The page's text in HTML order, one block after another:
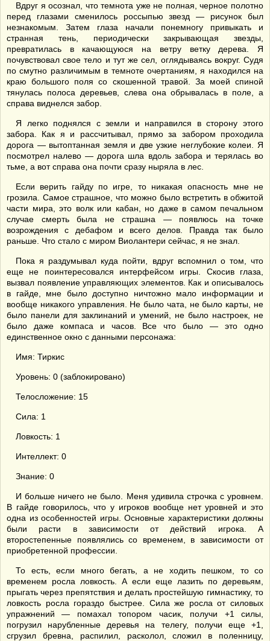
Вдруг я осознал, что темнота уже не полная, черное полотно
перед глазами сменилось россыпью звезд — рисунок был
незнакомым. Затем глаза начали понемногу привыкать и
странная тень, периодически закрывающая звезды,
превратилась в качающуюся на ветру ветку дерева. Я
почувствовал свое тело и тут же сел, оглядываясь вокруг. Судя
по смутно различимым в темноте очертаниям, я находился на
краю большого поля со скошенной травой. За моей спиной
тянулась полоса деревьев, слева она обрывалась в поле, а
справа виднелся забор.
Я легко поднялся с земли и направился в сторону этого
забора. Как я и рассчитывал, прямо за забором проходила
дорога — вытоптанная земля и две узкие неглубокие колеи. Я
посмотрел налево — дорога шла вдоль забора и терялась во
тьме, а вот справа она почти сразу ныряла в лес.
Если верить гайду по игре, то никакая опасность мне не
грозила. Самое страшное, что можно было встретить в обжитой
части мира, это волк или кабан, но даже в самом печальном
случае смерть была не страшна — появлюсь на точке
возрождения с дебафом и всего делов. Правда так было
раньше. Что стало с миром Виолантери сейчас, я не знал.
Пока я раздумывал куда пойти, вдруг вспомнил о том, что
еще не поинтересовался интерфейсом игры. Скосив глаза,
вызвал появление управляющих элементов. Как и описывалось
в гайде, мне было доступно ничтожно мало информации и
вообще никакого управления. Не было чата, не было карты, не
было панели для заклинаний и умений, не было настроек, не
было даже компаса и часов. Все что было — это одно
единственное окно с данными персонажа:
Имя: Тиркис
Уровень: 0 (заблокировано)
Телосложение: 15
Сила: 1
Ловкость: 1
Интеллект: 0
Знание: 0
И больше ничего не было. Меня удивила строчка с уровнем.
В гайде говорилось, что у игроков вообще нет уровней и это
одна из особенностей игры. Основные характеристики должны
были расти в зависимости от действий игрока. А
второстепенные появлялись со временем, в зависимости от
приобретенной профессии.
То есть, если много бегать, а не ходить пешком, то со
временем росла ловкость. А если еще лазить по деревьям,
прыгать через препятствия и делать простейшую гимнастику, то
ловкость росла гораздо быстрее. Сила же росла от силовых
упражнений — помахал топором часик, получи +1 силы,
погрузил нарубленные деревья на телегу, получи еще +1,
сгрузил бревна, распилил, расколол, сложил в поленницу,